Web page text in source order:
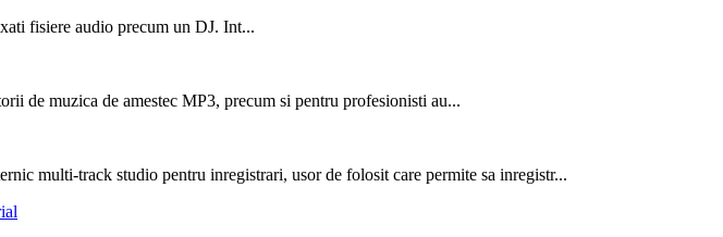
fisiere audio precum un DJ. Int...
de muzica de amestec MP3, precum si pentru profesionisti au...
multi-track studio pentru inregistrari, usor de folosit care permite sa inregistr...